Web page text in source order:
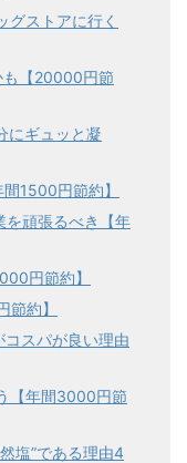
グストアに行く
も【20000円節
にギュッと凝
1500円節約】
頑張るべき【年
円節約】
約】
コスパが良い理由
【年間3000円節
塩”である理由4